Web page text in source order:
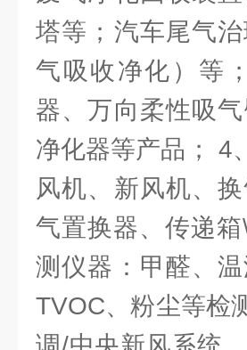
塔等；汽车尾气
气吸收净化）等
器、万向柔性吸
净化器等产品； 4
风机、新风机、
气置换器、传递
测仪器：甲醛、
TVOC、粉尘等检